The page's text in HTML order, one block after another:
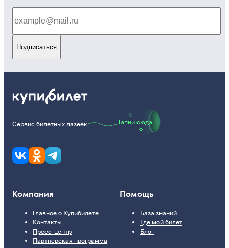
Подписаться
Сервис билетных лазеек Тапни сюда
Компания
Главное о Купибилете
Контакты
Пресс-центр
Партнерская программа
Помощь
База знаний
Где мой билет
Блог